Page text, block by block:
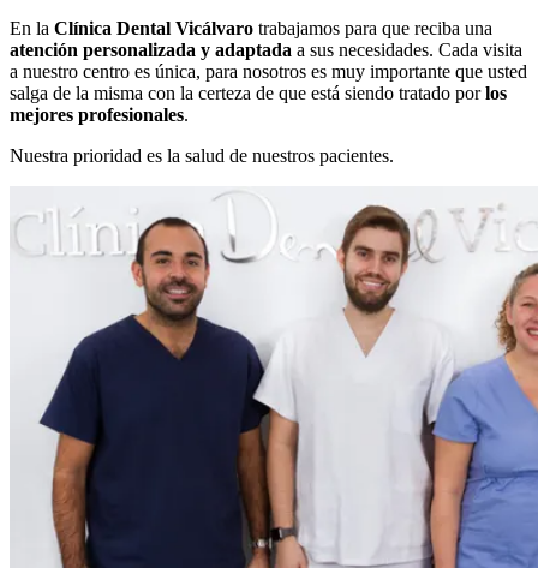
En la Clínica Dental Vicálvaro trabajamos para que reciba una
atención personalizada y adaptada a sus necesidades. Cada visita
a nuestro centro es única, para nosotros es muy importante que usted
salga de la misma con la certeza de que está siendo tratado porlos
mejores profesionales.
Nuestra prioridad es la salud de nuestros pacientes.